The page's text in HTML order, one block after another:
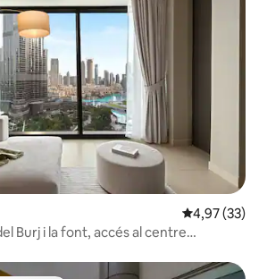
4,97 de
4,97 (33)
Burj i la font, accés al centre